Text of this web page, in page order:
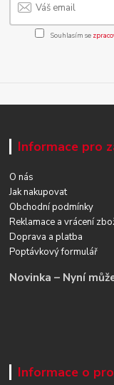
Souhlasím se
Informace pro
O nás
Jak nakupovat
Obchodní podmínky
Reklamace a vrácení
Doprava a platba
Poptávkový formulář
Novinka – Nyní
Informace o